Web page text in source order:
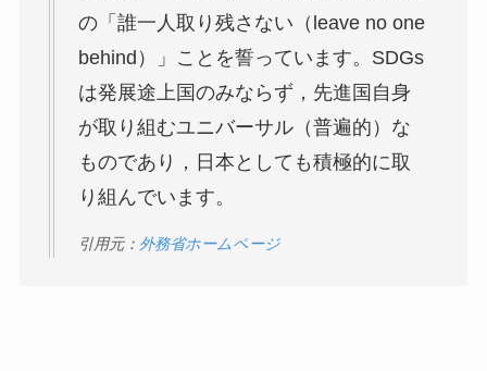
の「誰一人取り残さない（leave no one
behind）」ことを誓っています。SDGs
は発展途上国のみならず，先進国自身
が取り組むユニバーサル（普遍的）な
ものであり，日本としても積極的に取
り組んでいます。
引用元： 外務省ホームページ